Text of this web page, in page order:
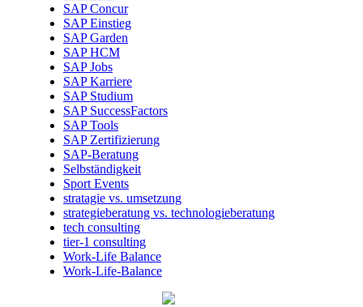
SAP Concur
SAP Einstieg
SAP Garden
SAP HCM
SAP Jobs
SAP Karriere
SAP Studium
SAP SuccessFactors
SAP Tools
SAP Zertifizierung
SAP-Beratung
Selbständigkeit
Sport Events
stratagie vs. umsetzung
strategieberatung vs. technologieberatung
tech consulting
tier-1 consulting
Work-Life Balance
Work-Life-Balance